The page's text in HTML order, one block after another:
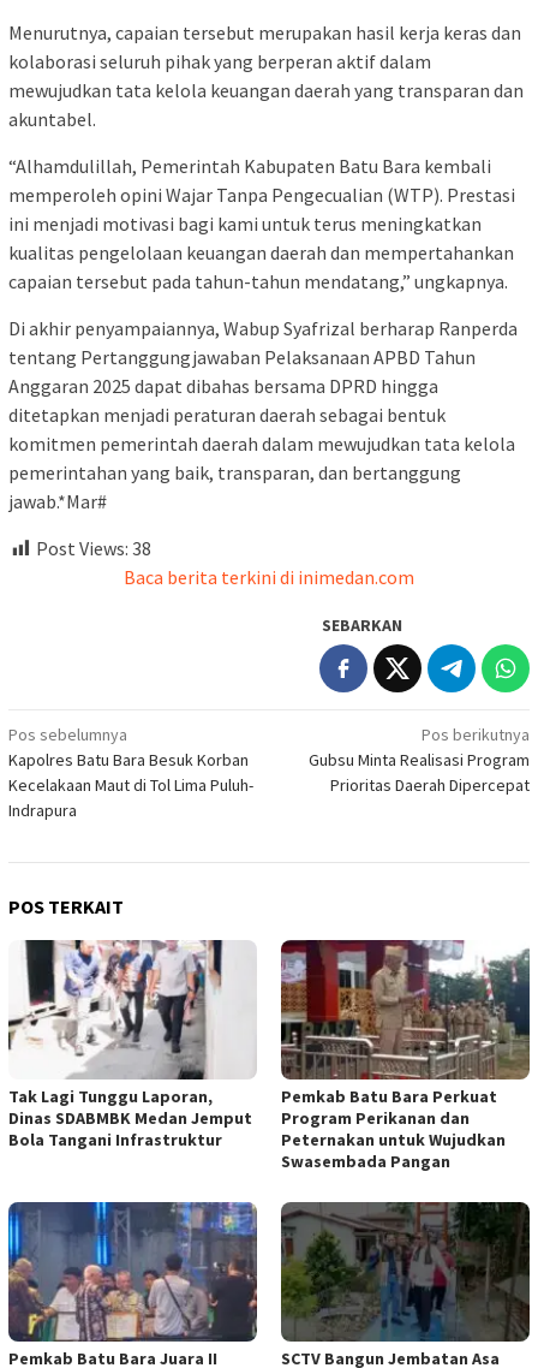
Menurutnya, capaian tersebut merupakan hasil kerja keras dan
kolaborasi seluruh pihak yang berperan aktif dalam
mewujudkan tata kelola keuangan daerah yang transparan dan
akuntabel.
“Alhamdulillah, Pemerintah Kabupaten Batu Bara kembali
memperoleh opini Wajar Tanpa Pengecualian (WTP). Prestasi
ini menjadi motivasi bagi kami untuk terus meningkatkan
kualitas pengelolaan keuangan daerah dan mempertahankan
capaian tersebut pada tahun-tahun mendatang,” ungkapnya.
Di akhir penyampaiannya, Wabup Syafrizal berharap Ranperda
tentang Pertanggungjawaban Pelaksanaan APBD Tahun
Anggaran 2025 dapat dibahas bersama DPRD hingga
ditetapkan menjadi peraturan daerah sebagai bentuk
komitmen pemerintah daerah dalam mewujudkan tata kelola
pemerintahan yang baik, transparan, dan bertanggung
jawab.*Mar#
Post Views: 38
Baca berita terkini di inimedan.com
SEBARKAN
Navigasi
pos
Pos sebelumnya
Kapolres Batu Bara Besuk Korban
Kecelakaan Maut di Tol Lima Puluh-
Indrapura
Pos berikutnya
Gubsu Minta Realisasi Program
Prioritas Daerah Dipercepat
POS TERKAIT
Tak Lagi Tunggu Laporan,
Dinas SDABMBK Medan Jemput
Bola Tangani Infrastruktur
Pemkab Batu Bara Perkuat
Program Perikanan dan
Peternakan untuk Wujudkan
Swasembada Pangan
Pemkab Batu Bara Juara II SCTV Bangun Jembatan Asa